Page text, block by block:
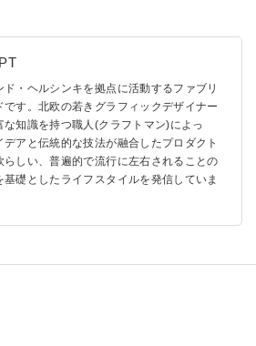
・ヘルシンキを拠点に活動するファブリ
です。北欧の若きグラフィックデザイナー
な知識を持つ職人(クラフトマン)によっ
アと伝統的な技法が融合したプロダクト
らしい、普遍的で流行に左右されることの
礎としたライフスタイルを発信していま